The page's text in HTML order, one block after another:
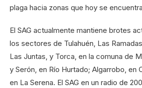
plaga hacia zonas que hoy se
El SAG actualmente mantiene brotes
los sectores de Tulahuén, Las
Las Juntas, y Torca, en la comuna de
y Serón, en Río Hurtado; Algarrobo, en
en La Serena. El SAG en un radio de